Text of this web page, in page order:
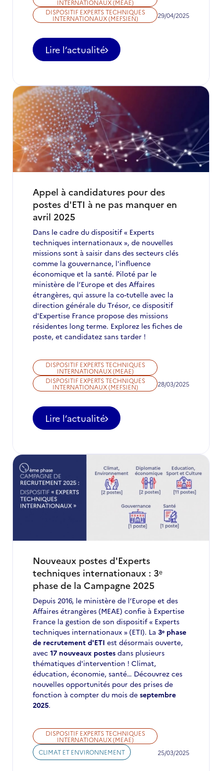
INTERNATIONAUX (MEAE)
DISPOSITIF EXPERTS TECHNIQUES
INTERNATIONAUX (MEFSIEN) 29/04/2025
Lire l’actualité
-
Appel
candidatures
pour
des
postes
d'ETI
à
ne
pas
manquer
mai
2025
Appel à candidatures pour des
postes d'ETI à ne pas manquer en
avril 2025
Dans le cadre du dispositif « Experts
techniques internationaux », de nouvelles
missions sont à saisir dans des secteurs clés
comme la gouvernance, l'influence
économique et la santé. Piloté par le
ministère de l’Europe et des Affaires
étrangères, qui assure la co-tutelle avec la
direction générale du Trésor, ce dispositif
d'Expertise France propose des missions
résidentes long terme. Explorez les fiches de
poste, et candidatez sans tarder !
DISPOSITIF EXPERTS TECHNIQUES
INTERNATIONAUX (MEAE)
DISPOSITIF EXPERTS TECHNIQUES
INTERNATIONAUX (MEFSIEN) 28/03/2025
Lire l’actualité
-
Appel
candidatures
postes
d'ETI
manquer
avril
2025
Nouveaux postes d'Experts
techniques internationaux : 3ᵉ
phase de la Campagne 2025
Depuis 2016, le ministère de l’Europe et des
Affaires étrangères (MEAE) confie à Expertise
France la gestion de son dispositif « Experts
techniques internationaux » (ETI). La 3ᵉ phase
de recrutement d'ETI est désormais ouverte,
avec 17 nouveaux postes dans plusieurs
thématiques d'intervention ! Climat,
éducation, économie, santé… Découvrez ces
nouvelles opportunités pour des prises de
fonction à compter du mois de septembre
2025.
DISPOSITIF EXPERTS TECHNIQUES
INTERNATIONAUX (MEAE)
CLIMAT ET ENVIRONNEMENT
25/03/2025